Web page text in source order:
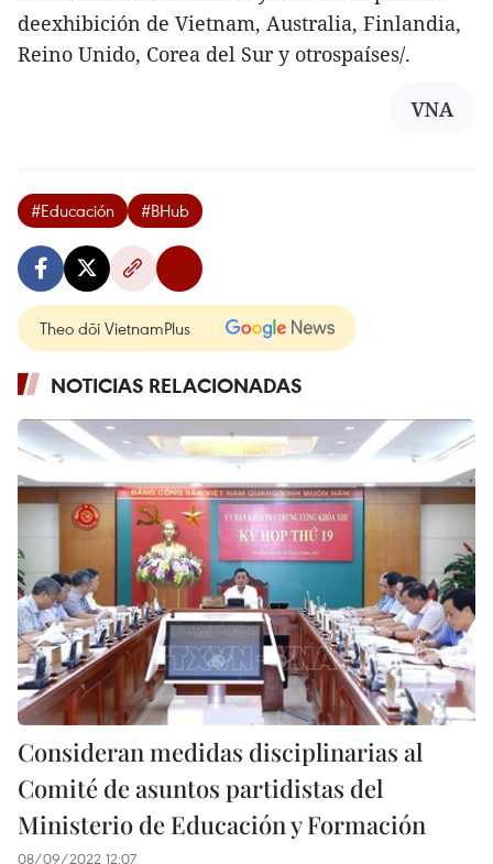
deexhibición de Vietnam, Australia, Finlandia,
Reino Unido, Corea del Sur y otrospaíses/.
VNA
#Educación #BHub
Theo dõi VietnamPlus
NOTICIAS RELACIONADAS
Consideran medidas disciplinarias al
Comité de asuntos partidistas del
Ministerio de Educación y Formación
08/09/2022 12:07